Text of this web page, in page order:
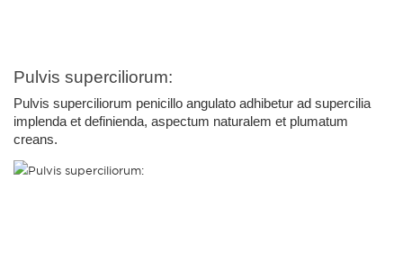
Pulvis superciliorum:
Pulvis superciliorum penicillo angulato adhibetur ad supercilia
implenda et definienda, aspectum naturalem et plumatum
creans.